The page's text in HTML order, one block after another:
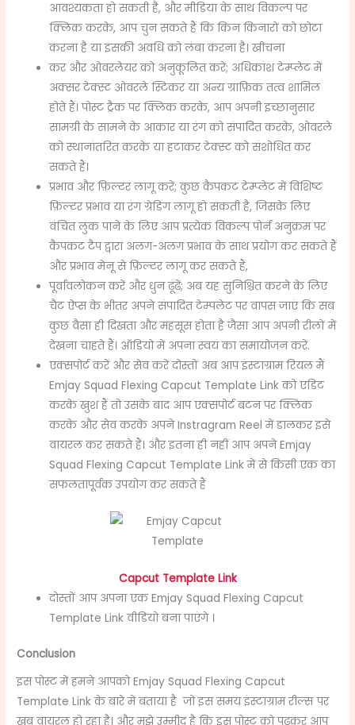
आवश्यकता हो सकती है, और मीडिया के साथ विकल्प पर
क्लिक करके, आप चुन सकते हैं कि किन किनारों को छोटा
करना है या इसकी अवधि को लंबा करना है। खींचना
कर और ओवरलेयर को अनुकूलित करें; अधिकांश टेम्प्लेट में
अक्सर टेक्स्ट ओवरले स्टिकर या अन्य ग्राफ़िक तत्व शामिल
होते हैं। पोस्ट ट्रैक पर क्लिक करके, आप अपनी इच्छानुसार
सामग्री के सामने के आकार या रंग को संपादित करके, ओवरले
को स्थानांतरित करके या हटाकर टेक्स्ट को संशोधित कर
सकते हैं।
प्रभाव और फ़िल्टर लागू करें; कुछ कैपकट टेम्प्लेट में विशिष्ट
फ़िल्टर प्रभाव या रंग ग्रेडिंग लागू हो सकती है, जिसके लिए
वंचित लुक पाने के लिए आप प्रत्येक विकल्प पोर्न अनुक्रम पर
कैपकट टैप द्वारा अलग-अलग प्रभाव के साथ प्रयोग कर सकते हैं
और प्रभाव मेनू से फ़िल्टर लागू कर सकते हैं,
पूर्वावलोकन करें और धुन ढूंढें; अब यह सुनिश्चित करने के लिए
चैट ऐप्स के भीतर अपने संपादित टेम्पलेट पर वापस जाएं कि सब
कुछ वैसा ही दिखता और महसूस होता है जैसा आप अपनी रीलों में
देखना चाहते हैं। ऑडियो में अपना स्वयं का समायोजन करें.
एक्सपोर्ट करें और सेव करें दोस्तों अब आप इंस्टाग्राम रियल मैं
Emjay Squad Flexing Capcut Template Link को एडिट
करके खुश हैं तो उसके बाद आप एक्सपोर्ट बटन पर क्लिक
करके और सेव करके अपने Instragram Reel में डालकर इसे
वायरल कर सकते हैं। और इतना ही नहीं आप अपने Emjay
Squad Flexing Capcut Template Link में से किसी एक का
सफलतापूर्वक उपयोग कर सकते हैं
Capcut Template Link
दोस्तों आप अपना एक Emjay Squad Flexing Capcut
Template Link वीडियो बना पाएंगे ।
Conclusion
इस पोस्ट में हमने आपको Emjay Squad Flexing Capcut
Template Link के बारे में बताया है जो इस समय इंस्टाग्राम रील्स पर
खूब वायरल हो रहा है। और मुझे उम्मीद है कि इस पोस्ट को पढ़कर आप